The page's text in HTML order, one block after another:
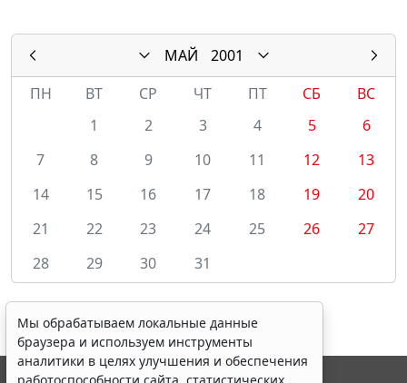
МАЙ
2001
ПН
ВТ СР ЧТ ПТ СБ
ВС
1
2 3 4 5
6
7
8 9 10 11 12
13
14
15 16 17 18 19
20
21
22 23 24 25 26
27
28
29 30 31
Мы обрабатываем локальные данные
браузера и используем инструменты
аналитики в целях улучшения и обеспечения